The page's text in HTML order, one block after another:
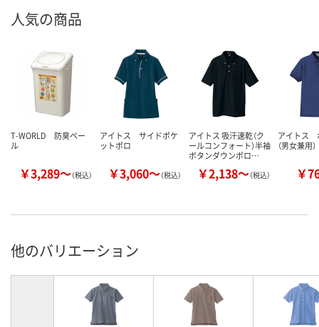
人気の商品
T-WORLD 防臭ペー
ル
￥3,289～（税込）
アイトス サイドポケ
ットポロ
￥3,060～（税込）
アイトス 吸汗速乾（ク
ールコンフォート）半袖
ボタンダウンポロ…
￥2,138～（税込）
アイトス
（男女兼用）
￥
他のバリエーション